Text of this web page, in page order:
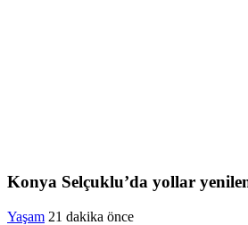
Konya Selçuklu’da yollar
Yaşam 21 dakika önce